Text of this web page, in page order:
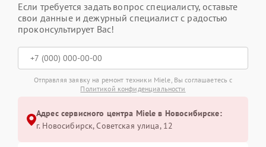
Если требуется задать вопрос специалисту, оставьте
свои данные и дежурный специалист с радостью
проконсультирует Вас!
Отправляя заявку на ремонт техники Miele, Вы соглашаетесь с
Политикой конфиденциальности
Адрес сервисного центра Miele в Новосибирске:
г. Новосибирск, Советская улица, 12